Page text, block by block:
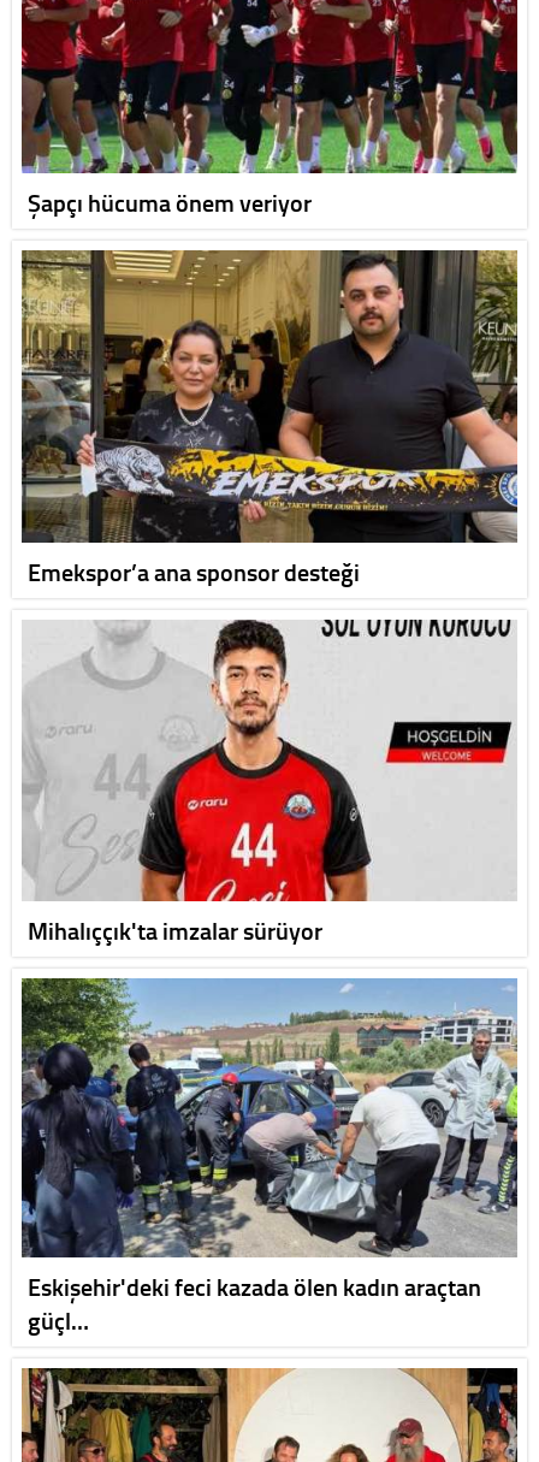
Şapçı hücuma önem veriyor
Emekspor’a ana sponsor desteği
Mihalıççık'ta imzalar sürüyor
Eskişehir'deki feci kazada ölen kadın araçtan
güçl…